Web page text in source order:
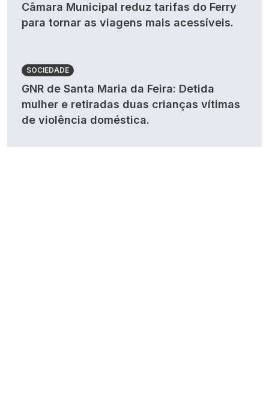
Câmara Municipal reduz tarifas do Ferry
para tornar as viagens mais acessíveis.
SOCIEDADE
GNR de Santa Maria da Feira: Detida
mulher e retiradas duas crianças vítimas
de violência doméstica.